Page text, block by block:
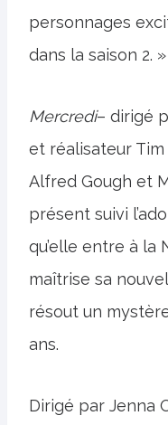
personnages
dans la saison 2. »
Mercredi– dirigé
et réalisateur
Alfred Gough et
présent suivi
qu’elle entre à la
maîtrise sa
résout un
ans.
Dirigé par Jenna